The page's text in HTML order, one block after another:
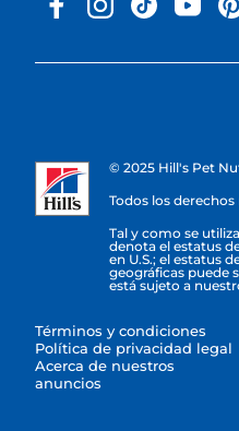
© 2025 Hill's Pet
Todos los derechos
Tal y como se
denota el estatus
en U.S.; el estatus
geográficas puede
está sujeto a
Términos y condiciones
Política de privacidad legal
Acerca de nuestros
anuncios